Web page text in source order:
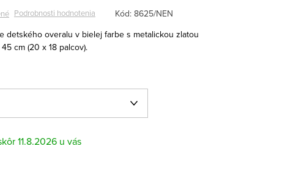
Podrobnosti hodnotenia Kód: 8625/NEN
detského overalu v bielej farbe s metalickou zlatou
cm (20 x 18 palcov).
11.8.2026